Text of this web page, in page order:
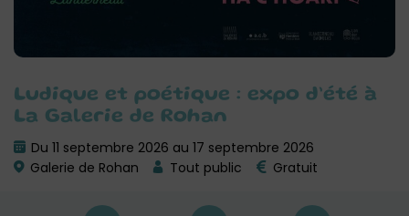
Ludique et poétique : expo d’été à
La Galerie de Rohan
Du 11 septembre 2026 au 17 septembre 2026
Galerie de Rohan
Tout public Gratuit